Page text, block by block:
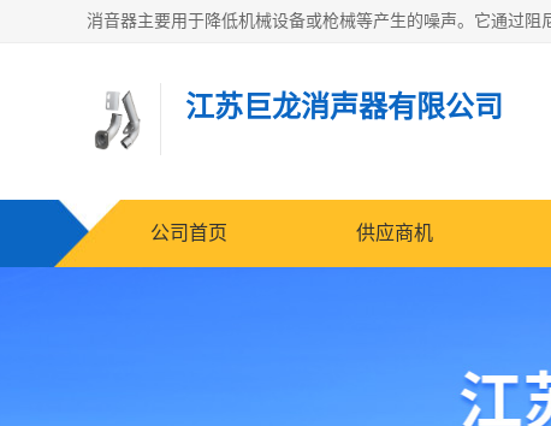
江苏巨龙消声器有限公司
公司首页 供应商机